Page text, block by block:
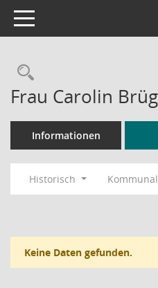
Toggle navigation
Frau Carolin
Informationen
Historisch
Keine Daten gefunden.